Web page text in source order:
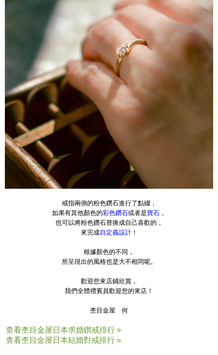
戒指兩側的粉色鑽石進行了點綴，
如果有其他顏色的彩色鑽石或者是寶石 ，
也可以將粉色鑽石替換成自己喜歡的，
來完成自定義設計！
根據顏色的不同，
所呈現出的風格也是大不相同呢。
歡迎您來店鋪欣賞，
我們全體禮賓員歡迎您的來店！
杢目金屋 何
查看杢目金屋日本求婚鑚戒排行 »
查看杢目金屋日本結婚對戒排行 »